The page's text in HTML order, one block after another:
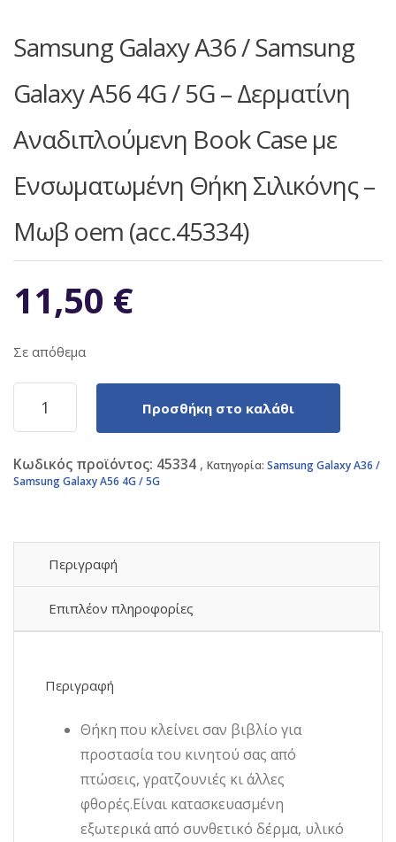
Samsung Galaxy A36 / Samsung
Galaxy A56 4G / 5G – Δερματίνη
Αναδιπλούμενη Book Case με
Ενσωματωμένη Θήκη Σιλικόνης –
Μωβ oem (acc.45334)
11,50 €
Σε απόθεμα
Samsung
Galaxy
A36
Samsung
Galaxy
/
Αναδιπλούμενη
Book
Ενσωματωμένη
Σιλικόνης
(acc.45334)
Προσθήκη στο καλάθι
Κωδικός προϊόντος: 45334 Κατηγορία: Samsung Galaxy A36 /
Samsung Galaxy A56 4G / 5G
Περιγραφή
Επιπλέον πληροφορίες
Περιγραφή
Θήκη που κλείνει σαν βιβλίο για
προστασία του κινητού σας από
πτώσεις, γρατζουνιές κι άλλες
φθορές.Είναι κατασκευασμένη
εξωτερικά από συνθετικό δέρμα, υλικό